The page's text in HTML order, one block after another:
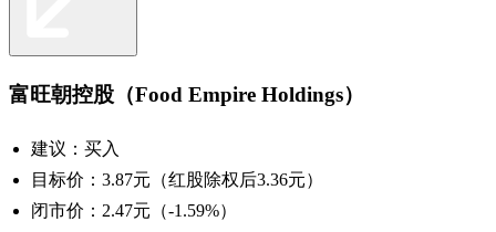
富旺朝控股（Food Empire Holdings）
建议：买入
目标价：3.87元（红股除权后3.36元）
闭市价：2.47元（-1.59%）